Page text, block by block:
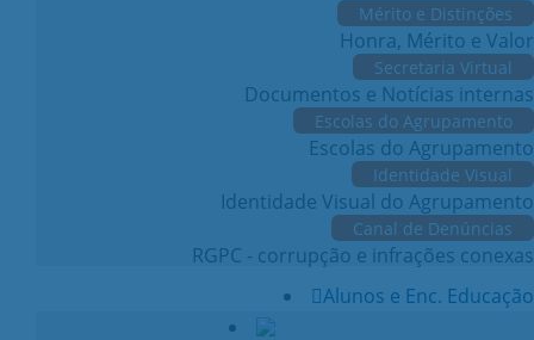
Mérito e Distinções
Honra, Mérito e Valor
Secretaria Virtual
Documentos e Notícias internas
Escolas do Agrupamento
Escolas do Agrupamento
Identidade Visual
Identidade Visual do Agrupamento
Canal de Denúncias
RGPC - corrupção e infrações conexas
Alunos e Enc. Educação